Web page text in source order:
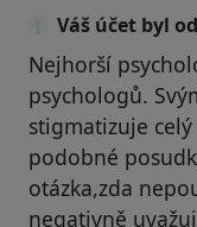
Váš účet byl
Nejhorší
psychologů.
stigmatizuje
podobné
otázka,zda
negativně